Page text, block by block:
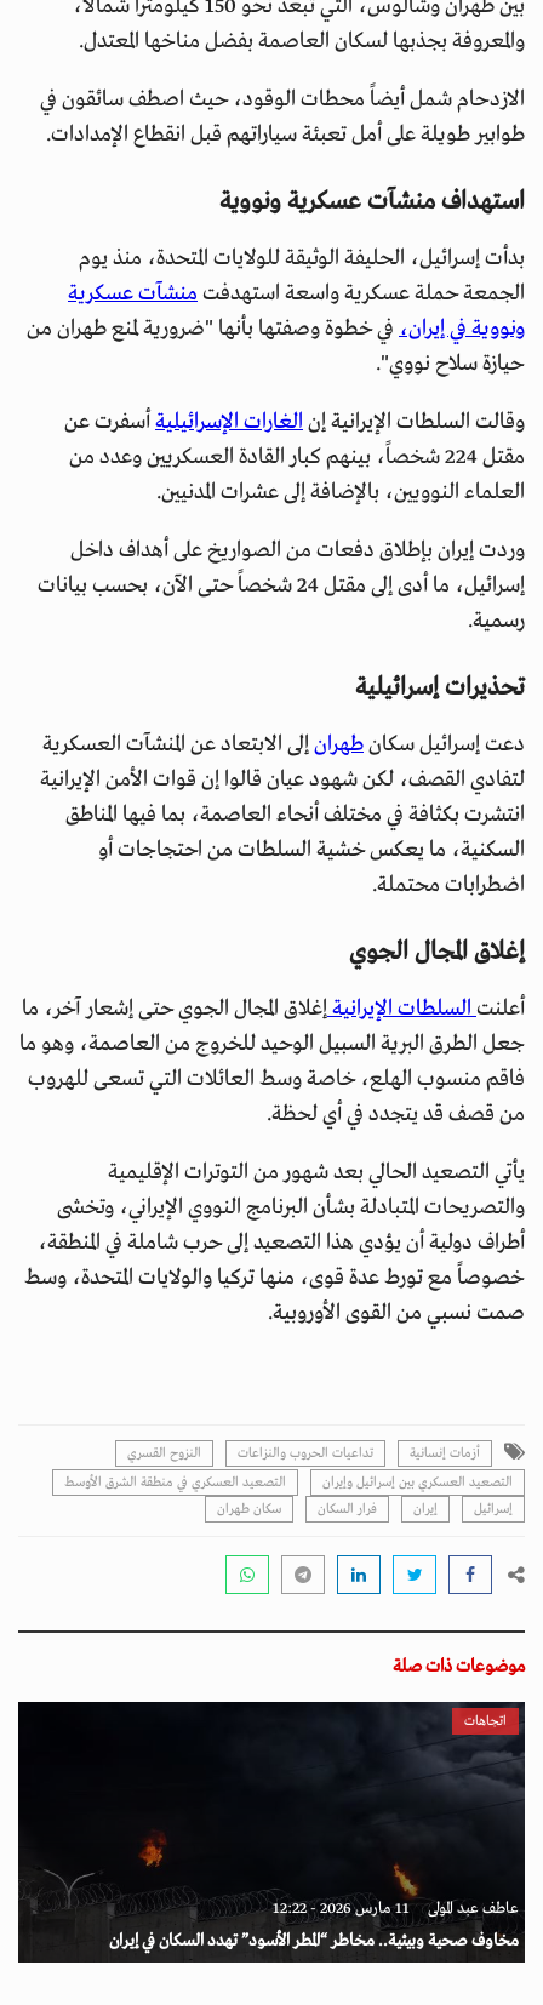
بين طهران وشالوس، التي تبعد نحو 150 كيلومتراً شمالاً،
والمعروفة بجذبها لسكان العاصمة بفضل مناخها المعتدل.
الازدحام شمل أيضاً محطات الوقود، حيث اصطف سائقون في
طوابير طويلة على أمل تعبئة سياراتهم قبل انقطاع الإمدادات.
استهداف منشآت عسكرية ونووية
بدأت إسرائيل، الحليفة الوثيقة للولايات المتحدة، منذ يوم
الجمعة حملة عسكرية واسعة استهدفتمنشآت عسكرية
ونووية في إيران، في خطوة وصفتها بأنها "ضرورية لمنع طهران من
حيازة سلاح نووي".
وقالت السلطات الإيرانية إنالغارات الإسرائيلية أسفرت عن
مقتل 224 شخصاً، بينهم كبار القادة العسكريين وعدد من
العلماء النوويين، بالإضافة إلى عشرات المدنيين.
وردت إيران بإطلاق دفعات من الصواريخ على أهداف داخل
إسرائيل، ما أدى إلى مقتل 24 شخصاً حتى الآن، بحسب بيانات
رسمية.
تحذيرات إسرائيلية
دعت إسرائيل سكانطهرانإلى الابتعاد عن المنشآت العسكرية
لتفادي القصف، لكن شهود عيان قالوا إن قوات الأمن الإيرانية
انتشرت بكثافة في مختلف أنحاء العاصمة، بما فيها المناطق
السكنية، ما يعكس خشية السلطات من احتجاجات أو
اضطرابات محتملة.
إغلاق المجال الجوي
أعلنتالسلطات الإيرانيةإغلاق المجال الجوي حتى إشعار آخر، ما
جعل الطرق البرية السبيل الوحيد للخروج من العاصمة، وهو ما
فاقم منسوب الهلع، خاصة وسط العائلات التي تسعى للهروب
من قصف قد يتجدد في أي لحظة.
يأتي التصعيد الحالي بعد شهور من التوترات الإقليمية
والتصريحات المتبادلة بشأن البرنامج النووي الإيراني، وتخشى
أطراف دولية أن يؤدي هذا التصعيد إلى حرب شاملة في المنطقة،
خصوصاً مع تورط عدة قوى، منها تركيا والولايات المتحدة، وسط
صمت نسبي من القوى الأوروبية.
أزمات إنسانية تداعيات الحروب والنزاعات
النزوح القسري
التصعيد العسكري بين إسرائيل وإيران
التصعيد العسكري في منطقة الشرق الأوسط
إسرائيل
إيران فرار السكان سكان طهران
موضوعات ذات صلة
اتجاهات
عاطف عبد المولى 11 مارس 2026 - 12:22
مخاوف صحية وبيئية.. مخاطر “المطر الأسود” تهدد السكان في إيران